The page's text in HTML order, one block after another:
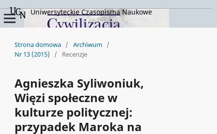
Uniwersyteckie Czasopisma Naukowe
Strona domowa / Archiwum /
Nr 13 (2015)
/ Recenzje
Agnieszka Syliwoniuk,
Więzi społeczne w
kulturze politycznej:
przypadek Maroka na